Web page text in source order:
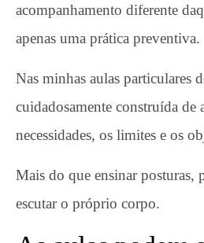
acompanhamento diferente
apenas uma prática preventiva.
Nas minhas aulas particulares
cuidadosamente construída de
necessidades, os limites e os
Mais do que ensinar posturas,
escutar o próprio corpo.